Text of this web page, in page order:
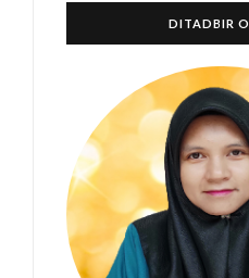
r
DITADBIR